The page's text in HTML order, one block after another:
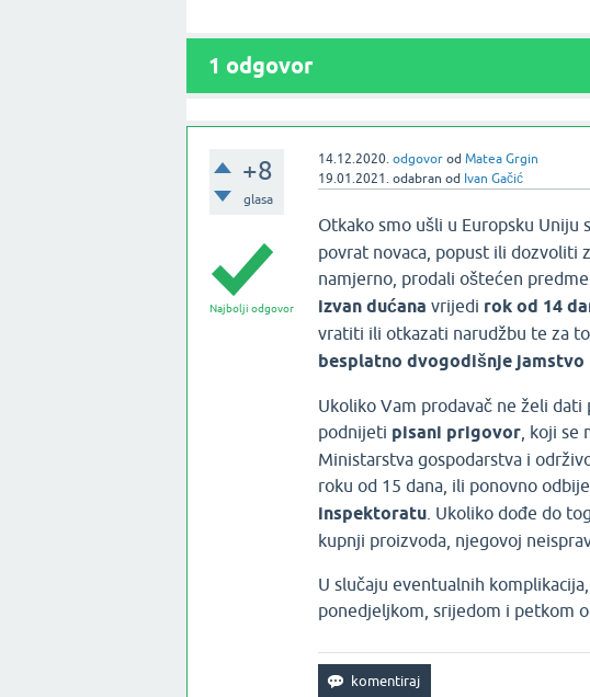
1 odgovor
+8
glasa
14.12.2020. odgovor od Matea Grgin
19.01.2021. odabran od Ivan Gačić
Najbolji odgovor
Otkako smo ušli u Europsku Uniju
povrat novaca, popust ili dozvoliti
namjerno, prodali oštećen
izvan dućana vrijedi rok od 14
vratiti ili otkazati narudžbu te za to
besplatno dvogodišnje jamstvo
Ukoliko Vam prodavač ne želi
podnijeti pisani prigovor, koji se
Ministarstva gospodarstva i
roku od 15 dana, ili ponovno
inspektoratu. Ukoliko dođe do
kupnji proizvoda, njegovoj
U slučaju eventualnih
ponedjeljkom, srijedom i petkom